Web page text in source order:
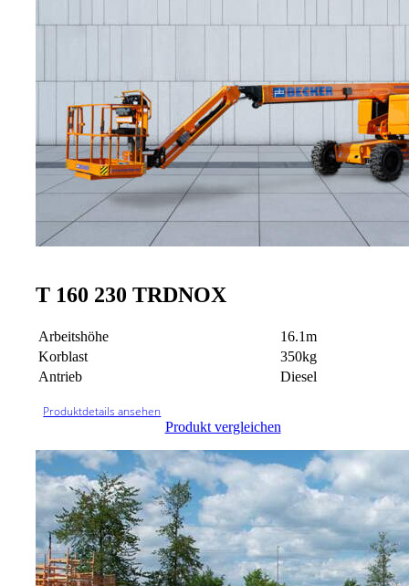
T 160 230 TRDNOX
Arbeitshöhe
16.1m
Korblast
350kg
Antrieb
Diesel
Produktdetails ansehen
Produkt vergleichen